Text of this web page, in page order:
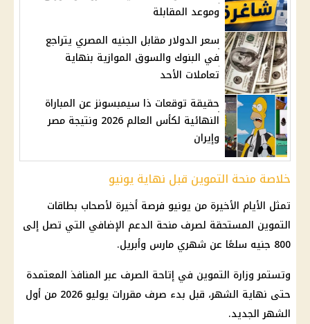
وموعد المقابلة
سعر الدولار مقابل الجنيه المصري يتراجع
في البنوك والسوق الموازية بنهاية
تعاملات الأحد
حقيقة توقعات ذا سيمبسونز عن المباراة
النهائية لكأس العالم 2026 ونتيجة مصر
وإيران
خلاصة منحة التموين قبل نهاية يونيو
تمثل الأيام الأخيرة من يونيو فرصة أخيرة لأصحاب بطاقات
التموين المستحقة لصرف منحة الدعم الإضافي التي تصل إلى
800 جنيه سلعًا عن شهري مارس وأبريل.
وتستمروزارة التموين في إتاحة الصرف عبر المنافذ المعتمدة
حتى نهاية الشهر، قبل بدء صرف مقررات يوليو 2026 من أول
الشهر الجديد.